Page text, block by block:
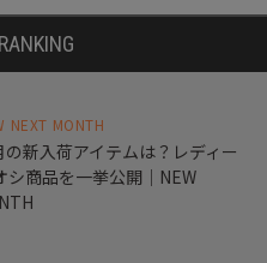
NEXT MONTH
新入荷アイテムは？レディー
シ商品を一挙公開｜NEW